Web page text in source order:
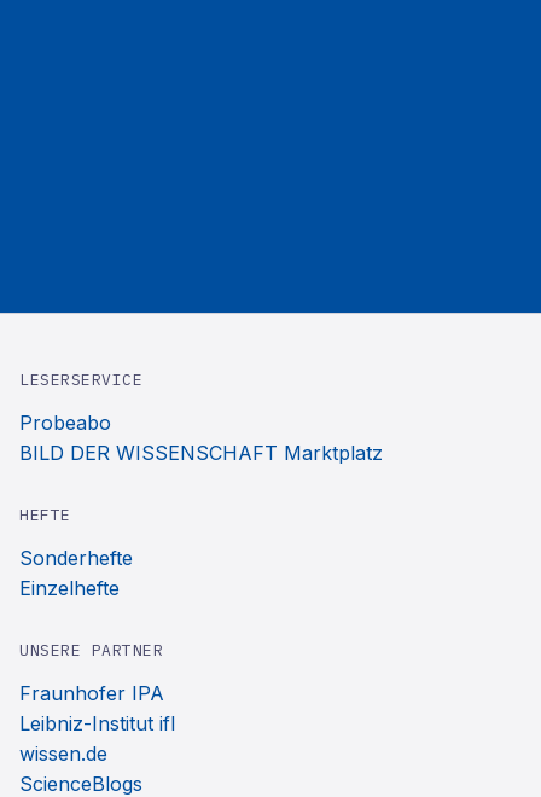
LESERSERVICE
Probeabo
BILD DER WISSENSCHAFT Marktplatz
HEFTE
Sonderhefte
Einzelhefte
UNSERE PARTNER
Fraunhofer IPA
Leibniz-Institut ifl
wissen.de
ScienceBlogs